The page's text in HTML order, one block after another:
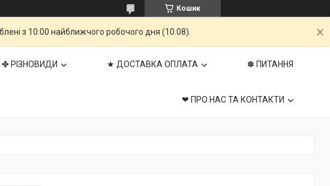
Кошик
з 10:00 найближчого робочого дня (10.08).
✤ РІЗНОВИДИ ★ ДОСТАВКА ОПЛАТА ✽ ПИТАННЯ
❤ ПРО НАС ТА КОНТАКТИ